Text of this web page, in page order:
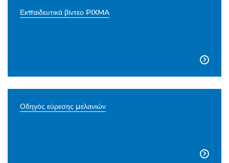
Εκπαιδευτικά βίντεο PIXMA

Οδηγός εύρεσης μελανιών
